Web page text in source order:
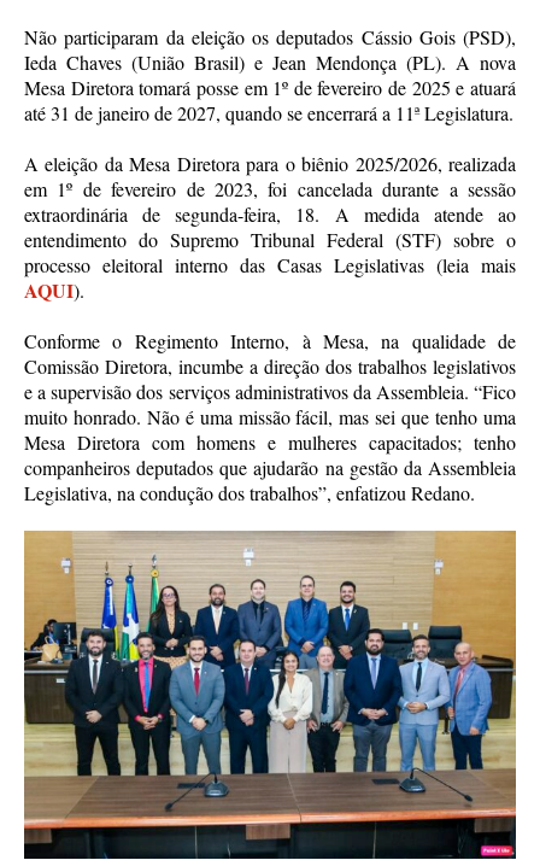
Não participaram da eleição os deputados Cássio Gois (PSD),
Ieda Chaves (União Brasil) e Jean Mendonça (PL). A nova
Mesa Diretora tomará posse em 1º de fevereiro de 2025 e atuará
até 31 de janeiro de 2027, quando se encerrará a 11ª Legislatura.
A eleição da Mesa Diretora para o biênio 2025/2026, realizada
em 1º de fevereiro de 2023, foi cancelada durante a sessão
extraordinária de segunda-feira, 18. A medida atende ao
entendimento do Supremo Tribunal Federal (STF) sobre o
processo eleitoral interno das Casas Legislativas (leia mais
AQUI).
Conforme o Regimento Interno, à Mesa, na qualidade de
Comissão Diretora, incumbe a direção dos trabalhos legislativos
e a supervisão dos serviços administrativos da Assembleia. “Fico
muito honrado. Não é uma missão fácil, mas sei que tenho uma
Mesa Diretora com homens e mulheres capacitados; tenho
companheiros deputados que ajudarão na gestão da Assembleia
Legislativa, na condução dos trabalhos”, enfatizou Redano.